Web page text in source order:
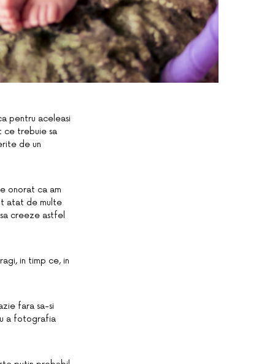
pentru aceleasi
ce trebuie sa
de un
onorat ca am
atat de multe
creeze astfel
in timp ce, in
fara sa-si
a fotografia